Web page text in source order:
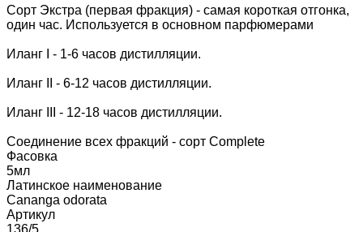
Сорт Экстра (первая фракция) - самая короткая отгонка,
один час. Используется в основном парфюмерами
Иланг I - 1-6 часов дистилляции.
Иланг II - 6-12 часов дистилляции.
Иланг III - 12-18 часов дистилляции.
Соединение всех фракций - сорт Complete
Фасовка
5мл
Латинское наименование
Cananga odorata
Артикул